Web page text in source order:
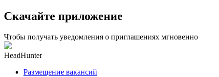
Скачайте приложение
Чтобы получать уведомления о приглашениях мгновенно
HeadHunter
Размещение вакансий